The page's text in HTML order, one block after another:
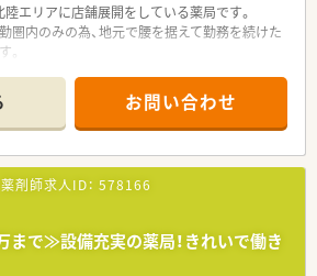
エリアに店舗展開をしている薬局です。
圏内のみの為、地元で腰を据えて勤務を続けた
お問い合わせ
薬剤師求人ID： 578166
まで≫設備充実の薬局！きれいで働き